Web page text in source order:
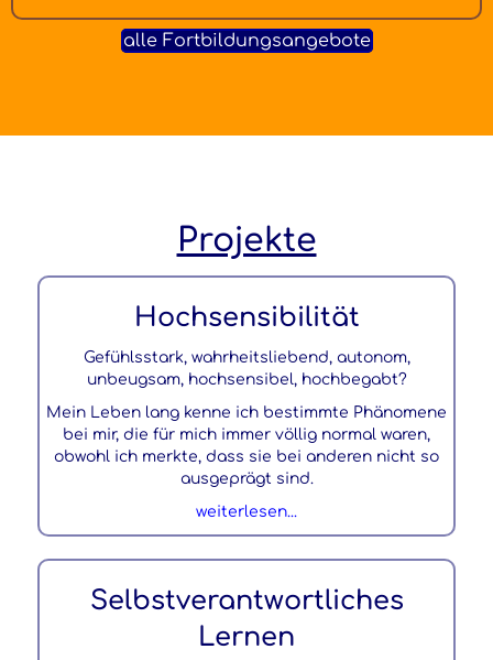
alle Fortbildungsangebote
Projekte
Hochsensibilität
Gefühlsstark, wahrheitsliebend, autonom,
unbeugsam, hochsensibel, hochbegabt?
Mein Leben lang kenne ich bestimmte Phänomene
bei mir, die für mich immer völlig normal waren,
obwohl ich merkte, dass sie bei anderen nicht so
ausgeprägt sind.
weiterlesen...
Selbstverantwortliches
Lernen